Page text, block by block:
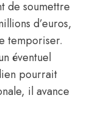
de soumettre
d’euros,
temporiser.
éventuel
pourrait
il avance